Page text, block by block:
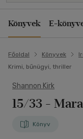
Könyvek E-
Főoldal Könyvek
Krimi, bűnügyi, thriller
Shannon Kirk
15/33 -
Könyv